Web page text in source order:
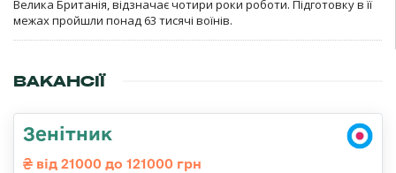
Велика Британія, відзначає чотири роки роботи. Підготовку в її
межах пройшли понад 63 тисячі воїнів.
ВАКАНСІЇ
Зенітник
від 21000 до 121000 грн